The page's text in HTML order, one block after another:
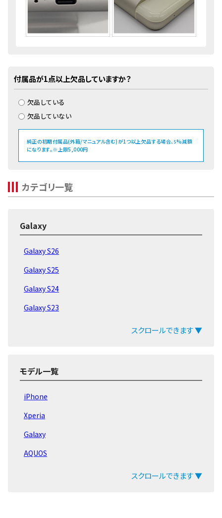
付属品が1点以上欠品していますか？
欠品している
欠品していない
純正の初期付属品(外箱/マニュアル含む)が1つ以上欠品する場合、5%減額
になります。※上限5,000円
カテゴリ一覧
Galaxy
Galaxy S26
Galaxy S25
Galaxy S24
Galaxy S23
Galaxy Z Flip
Galaxy Z Fold
Galaxy Note20
Galaxy Note10
Galaxy Note9
スクロールできます ▼
モデル一覧
iPhone
Xperia
Galaxy
AQUOS
スクロールできます ▼